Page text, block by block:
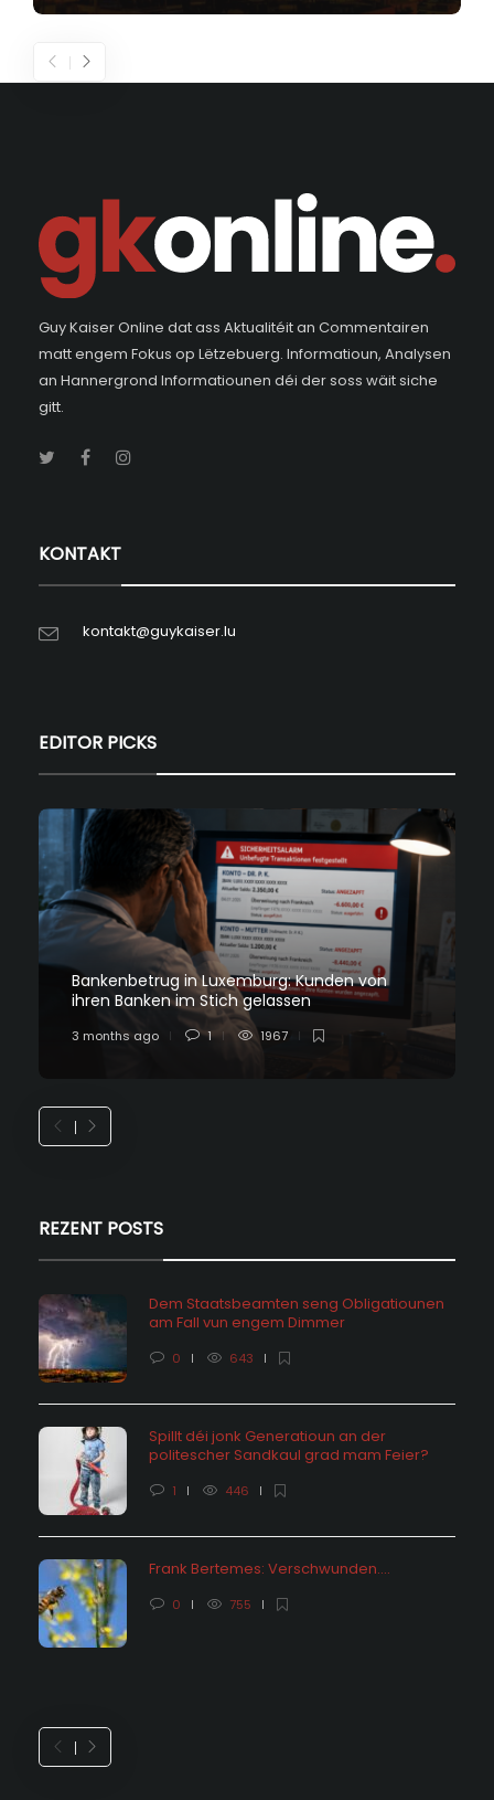
Guy Kaiser Online dat ass Aktualitéit an Commentairen
matt engem Fokus op Lëtzebuerg. Informatioun, Analysen
an Hannergrond Informatiounen déi der soss wäit siche
gitt.
KONTAKT
kontakt@guykaiser.lu
EDITOR PICKS
Bankenbetrug in Luxemburg: Kunden von
ihren Banken im Stich gelassen
3 months ago 1 1967
REZENT POSTS
Dem Staatsbeamten seng Obligatiounen
am Fall vun engem Dimmer
0 643
Spillt déi jonk Generatioun an der
politescher Sandkaul grad mam Feier?
1 446
Frank Bertemes: Verschwunden….
0 755